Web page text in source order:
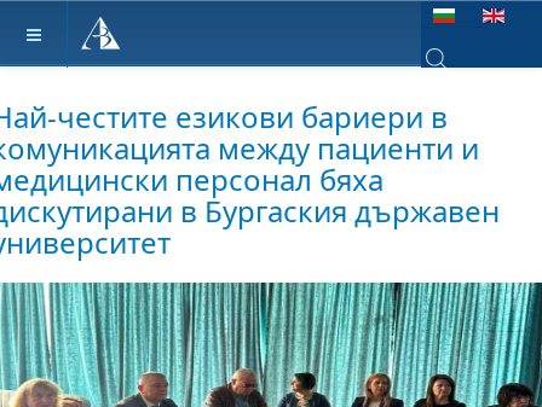
Изберете език
честите езикови бариери в
между пациенти и
персонал бяха
в Бургаския държавен